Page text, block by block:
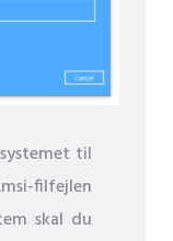
til
filfejlen
skal du